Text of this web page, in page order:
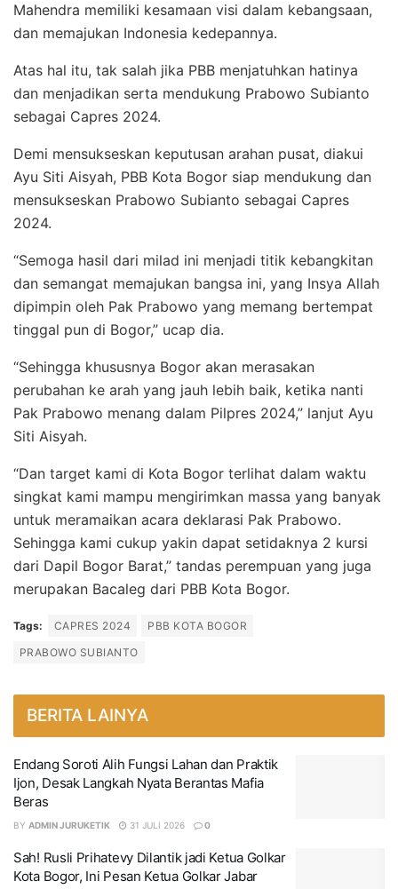
Mahendra memiliki kesamaan visi dalam kebangsaan,
dan memajukan Indonesia kedepannya.
Atas hal itu, tak salah jika PBB menjatuhkan hatinya
dan menjadikan serta mendukung Prabowo Subianto
sebagai Capres 2024.
Demi mensukseskan keputusan arahan pusat, diakui
Ayu Siti Aisyah, PBB Kota Bogor siap mendukung dan
mensukseskan Prabowo Subianto sebagai Capres
2024.
“Semoga hasil dari milad ini menjadi titik kebangkitan
dan semangat memajukan bangsa ini, yang Insya Allah
dipimpin oleh Pak Prabowo yang memang bertempat
tinggal pun di Bogor,” ucap dia.
“Sehingga khususnya Bogor akan merasakan
perubahan ke arah yang jauh lebih baik, ketika nanti
Pak Prabowo menang dalam Pilpres 2024,” lanjut Ayu
Siti Aisyah.
“Dan target kami di Kota Bogor terlihat dalam waktu
singkat kami mampu mengirimkan massa yang banyak
untuk meramaikan acara deklarasi Pak Prabowo.
Sehingga kami cukup yakin dapat setidaknya 2 kursi
dari Dapil Bogor Barat,” tandas perempuan yang juga
merupakan Bacaleg dari PBB Kota Bogor.
Tags: CAPRES 2024
PBB KOTA BOGOR
PRABOWO SUBIANTO
BERITA LAINYA
Endang Soroti Alih Fungsi Lahan dan Praktik
Ijon, Desak Langkah Nyata Berantas Mafia
Beras
BY ADMIN JURUKETIK 31 JULI 2026 0
Sah! Rusli Prihatevy Dilantik jadi Ketua Golkar
Kota Bogor, Ini Pesan Ketua Golkar Jabar